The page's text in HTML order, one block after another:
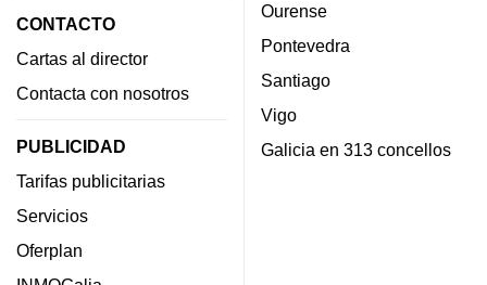
CONTACTO
Cartas al director
Contacta con nosotros
PUBLICIDAD
Tarifas publicitarias
Servicios
Oferplan
Ourense
Pontevedra
Santiago
Vigo
Galicia en 313 concellos